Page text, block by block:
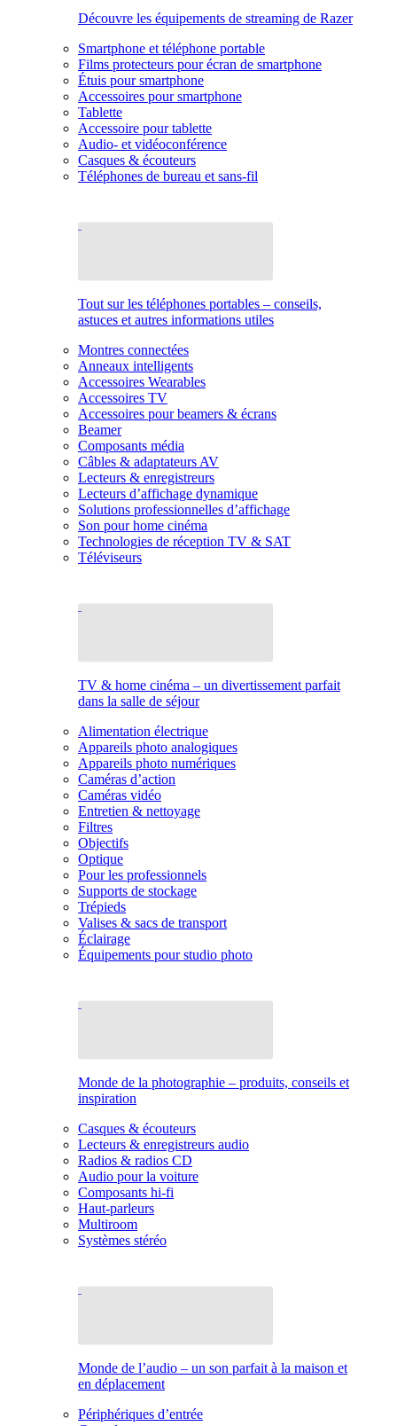
Découvre les équipements de streaming de Razer
Smartphone et téléphone portable
Films protecteurs pour écran de smartphone
Étuis pour smartphone
Accessoires pour smartphone
Tablette
Accessoire pour tablette
Audio- et vidéoconférence
Casques & écouteurs
Téléphones de bureau et sans-fil
Tout sur les téléphones portables – conseils,
astuces et autres informations utiles
Montres connectées
Anneaux intelligents
Accessoires Wearables
Accessoires TV
Accessoires pour beamers & écrans
Beamer
Composants média
Câbles & adaptateurs AV
Lecteurs & enregistreurs
Lecteurs d’affichage dynamique
Solutions professionnelles d’affichage
Son pour home cinéma
Technologies de réception TV & SAT
Téléviseurs
TV & home cinéma – un divertissement parfait
dans la salle de séjour
Alimentation électrique
Appareils photo analogiques
Appareils photo numériques
Caméras d’action
Caméras vidéo
Entretien & nettoyage
Filtres
Objectifs
Optique
Pour les professionnels
Supports de stockage
Trépieds
Valises & sacs de transport
Éclairage
Équipements pour studio photo
Monde de la photographie – produits, conseils et
inspiration
Casques & écouteurs
Lecteurs & enregistreurs audio
Radios & radios CD
Audio pour la voiture
Composants hi-fi
Haut-parleurs
Multiroom
Systèmes stéréo
Monde de l’audio – un son parfait à la maison et
en déplacement
Périphériques d’entrée